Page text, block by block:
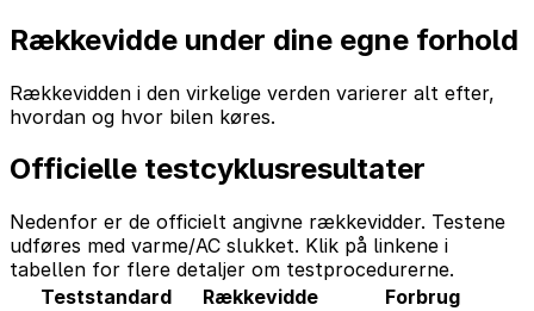
Rækkevidde under dine egne forhold
Rækkevidden i den virkelige verden varierer alt efter,
hvordan og hvor bilen køres.
Officielle testcyklusresultater
Nedenfor er de officielt angivne rækkevidder. Testene
udføres med varme/AC slukket. Klik på linkene i
tabellen for flere detaljer om testprocedurerne.
Teststandard
Rækkevidde
Forbrug